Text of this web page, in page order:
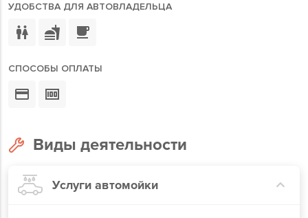
УДОБСТВА ДЛЯ АВТОВЛАДЕЛЬЦА
СПОСОБЫ ОПЛАТЫ
Виды деятельности
Услуги автомойки